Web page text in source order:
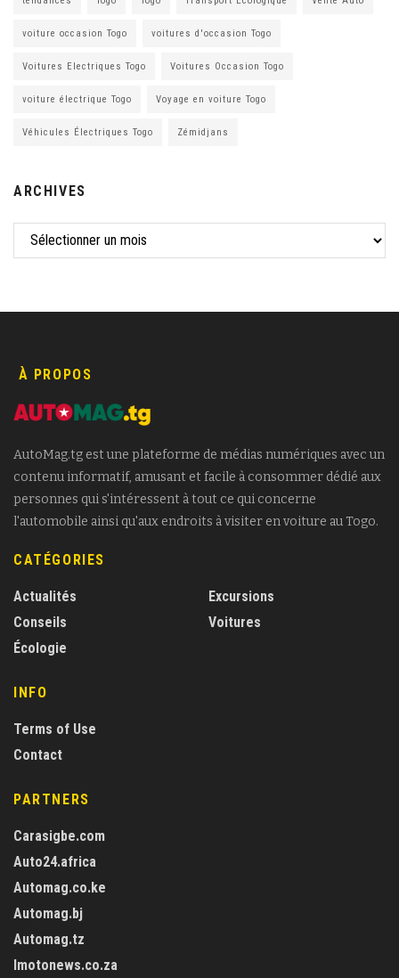
voiture occasion Togo voitures d'occasion Togo
Voitures Electriques Togo Voitures Occasion Togo
voiture électrique Togo Voyage en voiture Togo
Véhicules Électriques Togo Zémidjans
ARCHIVES
À PROPOS
AutoMag.tg est une plateforme de médias numériques avec un
contenu informatif, amusant et facile à consommer dédié aux
personnes qui s'intéressent à tout ce qui concerne
l'automobile ainsi qu'aux endroits à visiter en voiture au Togo.
CATÉGORIES
Actualités
Conseils
Écologie
Excursions
Voitures
INFO
Terms of Use
Contact
PARTNERS
Carasigbe.com
Auto24.africa
Automag.co.ke
Automag.bj
Automag.tz
Imotonews.co.za